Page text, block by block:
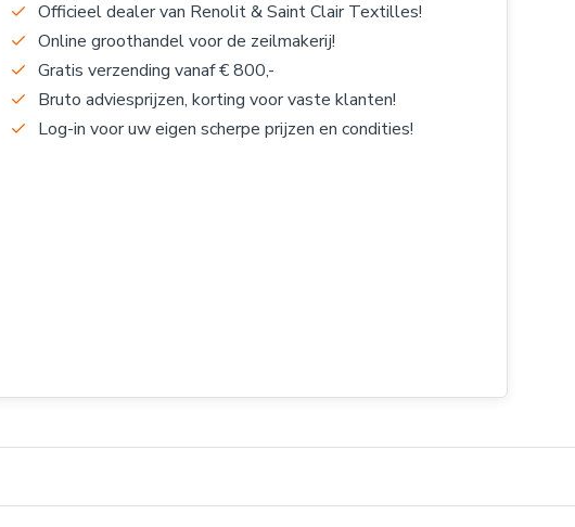
Officieel dealer van Renolit & Saint Clair Textilles!
Online groothandel voor de zeilmakerij!
Gratis verzending vanaf € 800,-
Bruto adviesprijzen, korting voor vaste klanten!
Log-in voor uw eigen scherpe prijzen en condities!